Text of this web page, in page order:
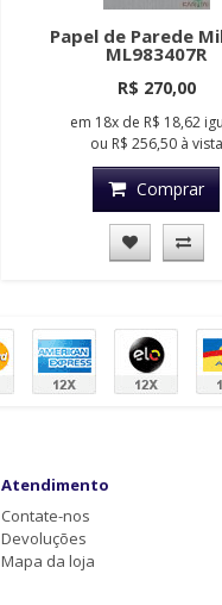
Papel de Parede
ML983407R
R$ 270,00
em 18xde R$ 18,62
ou R$ 256,50à vista
Comprar
Atendimento
Contate-nos
Devoluções
Mapa da loja